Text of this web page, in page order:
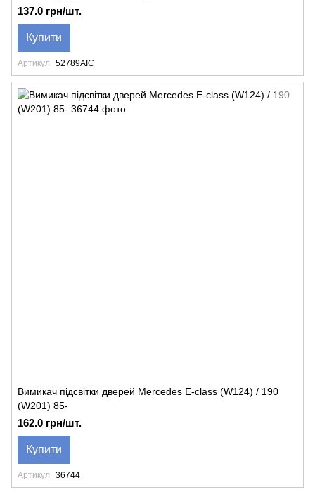
137.0 грн/шт.
Купити
Артикул 52789AIC
Вимикач підсвітки дверей Mercedes E-class (W124) / 190
(W201) 85-
162.0 грн/шт.
Купити
Артикул 36744